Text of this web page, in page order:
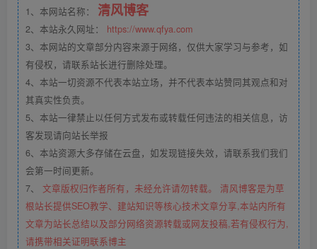
1、本网站名称： 清风博客
2、本站永久网址： https://www.qfya.com
3、本网站的文章部分内容来源于网络，仅供大家学习与参考，如
有侵权，请联系站长进行删除处理。
4、本站一切资源不代表本站立场，并不代表本站赞同其观点和对
其真实性负责。
5、本站一律禁止以任何方式发布或转载任何违法的相关信息，访
客发现请向站长举报
6、本站资源大多存储在云盘，如发现链接失效，请联系我们我们
会第一时间更新。
7、 文章版权归作者所有，未经允许请勿转载。 清风博客是为草
根站长提供SEO教学、建站知识等核心技术文章分享,本站内所有
文章为站长总结以及部分网络资源转载或网友投稿,若有侵权行为,
请携带相关证明联系博主